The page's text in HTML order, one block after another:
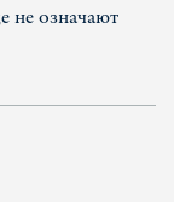
не означают